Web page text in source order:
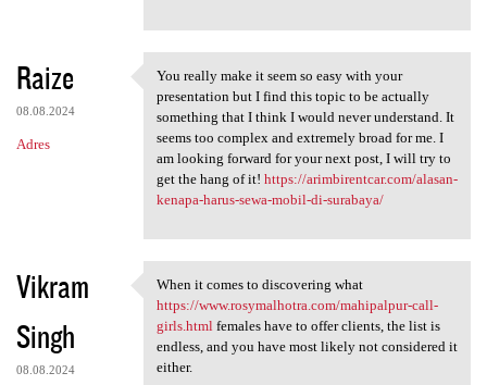
Raize
08.08.2024
Adres
You really make it seem so
You really make it seem so easy with your
presentation but I find this topic to be actually
something that I think I would never understand. It
seems too complex and extremely broad for me. I
am looking forward for your next post, I will try to
get the hang of it! https://arimbirentcar.com/alasan-
kenapa-harus-sewa-mobil-di-surabaya/
Vikram
Singh
08.08.2024
When it comes to discovering
When it comes to discovering what
https://www.rosymalhotra.com/mahipalpur-call-
girls.htmlfemales have to offer clients, the list is
endless, and you have most likely not considered it
either.